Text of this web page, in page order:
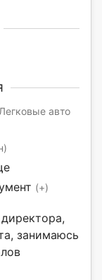
авто
(+)
занимаюсь